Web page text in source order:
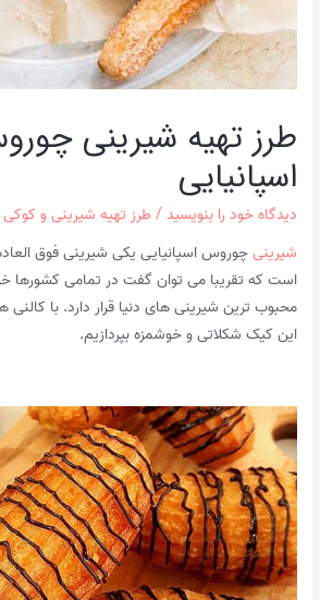
طرز تهیه شیرینی
اسپانیایی
دیدگاه‌ خود را بنویسید/ طرز تهیه شیرینی و کوکی
شیرینیچوروس اسپانیایی یکی شیرینی فوق
است که تقریبا می توان گفت در تمامی کشورها
محبوب ترین شیرینی های دنیا قرار دارد. با کالنی
این کیک شکلاتی و خوشمزه بپردازیم.